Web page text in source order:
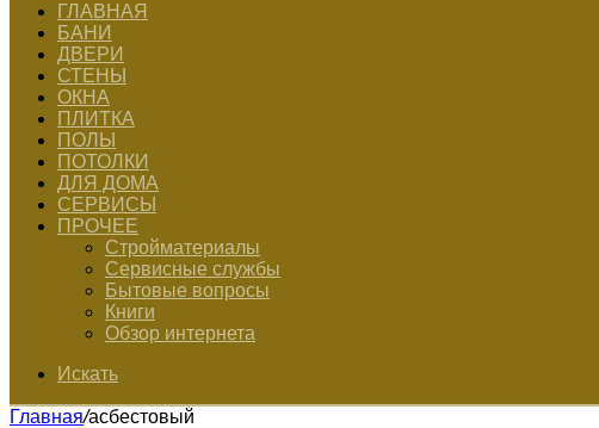
ГЛАВНАЯ
БАНИ
ДВЕРИ
СТЕНЫ
ОКНА
ПЛИТКА
ПОЛЫ
ПОТОЛКИ
ДЛЯ ДОМА
СЕРВИСЫ
ПРОЧЕЕ
Стройматериалы
Сервисные службы
Бытовые вопросы
Книги
Обзор интернета
Искать
Главная/асбестовый